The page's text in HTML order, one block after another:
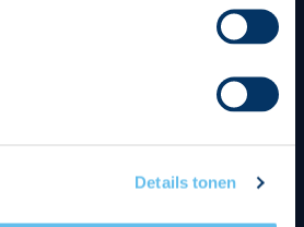
Details tonen